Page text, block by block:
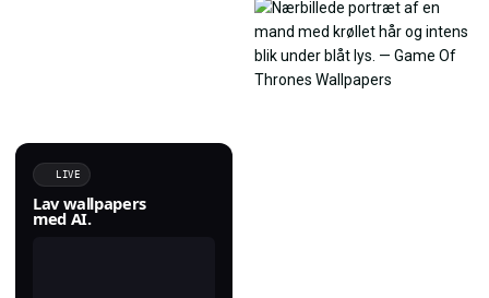
LIVE
Lav wallpapers
med AI.